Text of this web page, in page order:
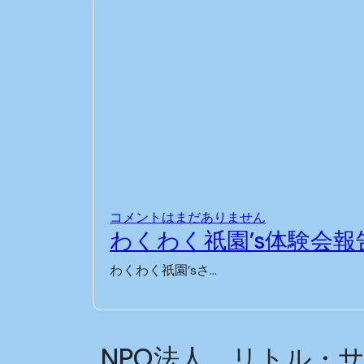
コメントはまだありません
わくわく祇園’s体験会報
わくわく祇園’sさ…